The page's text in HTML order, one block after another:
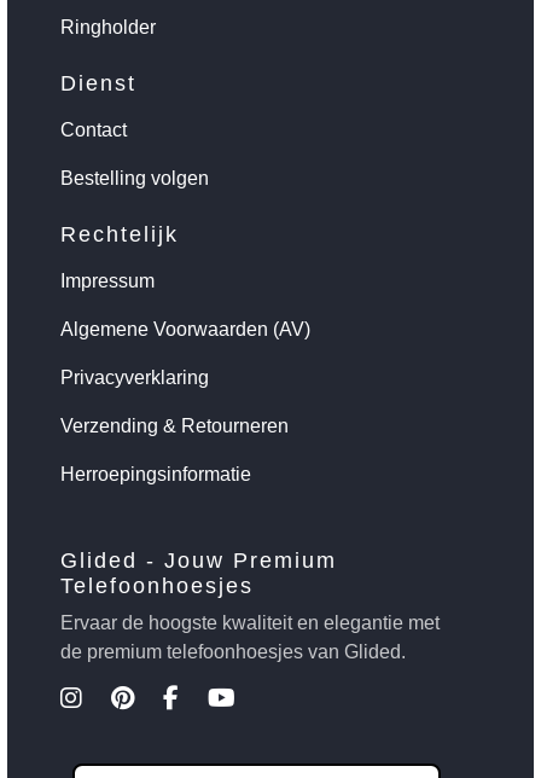
Ringholder
Dienst
Contact
Bestelling volgen
Rechtelijk
Impressum
Algemene Voorwaarden (AV)
Privacyverklaring
Verzending & Retourneren
Herroepingsinformatie
Glided - Jouw Premium
Telefoonhoesjes
Ervaar de hoogste kwaliteit en elegantie met
de premium telefoonhoesjes van Glided.